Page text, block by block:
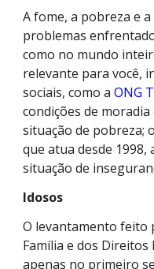
A fome, a pobreza e
problemas
como no mundo
relevante para você,
sociais, como aONG
condições de
situação de pobreza;
que atua desde 1998,
situação de
Idosos
O levantamento feito
Família e dos
apenas no primeiro